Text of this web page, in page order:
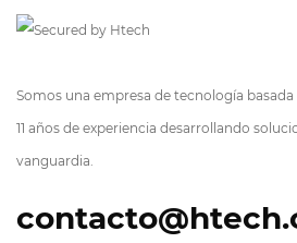
Somos una empresa de tecnología
11 años de experiencia desarrollando
vanguardia.